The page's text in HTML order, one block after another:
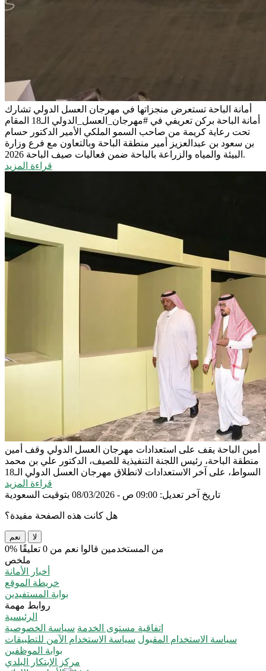
أمانة الباحة تستعرض منجزاتها في مهرجان العسل الدولي تشارك
أمانة الباحة بركن تعريفي في #مهرجان_العسل_الدولي الـ18 المقام
تحت رعاية كريمة من صاحب السمو الملكي الأمير الدكتور حسام
بن سعود بن عبدالعزيز أمير منطقة الباحة وبالتعاون مع فرع وزارة
البيئة والمياه والزراعة بالباحة ضمن فعاليات صيف الباحة 2026.
قراءة المزيد
أمين الباحة يقف على استعدادات مهرجان العسل الدولي وقف أمين
منطقة الباحة، رئيس اللجنة التنفيذية للصيف، الدكتور علي بن محمد
السواط، على آخر الاستعدادات لانطلاق مهرجان العسل الدولي الـ18
قراءة المزيد
تاريخ آخر تعديل: 09:00 ص - 08/03/2026 بتوقيت السعودية
هل كانت هذه الصفحة مفيدة؟
نعم لا
0% من المستخدمين قالوا نعم من 0 تعليقًا
ملخص
أخبار الأمانة
خريطة الموقع
بوابة المستفيدين
روابط مهمة
الرئيسية
سياسة الخصوصية اتفاقية مستوى الخدمة
سياسة الاستخدام الآمن للتطبيقات سياسة الاستخدام المقبول
بوابة الموظفين
مركز الإبتكار البلدي